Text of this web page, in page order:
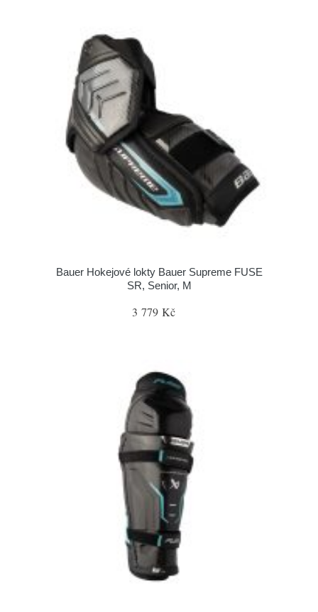
Bauer Hokejové lokty Bauer Supreme FUSE
SR, Senior, M
3 779 Kč